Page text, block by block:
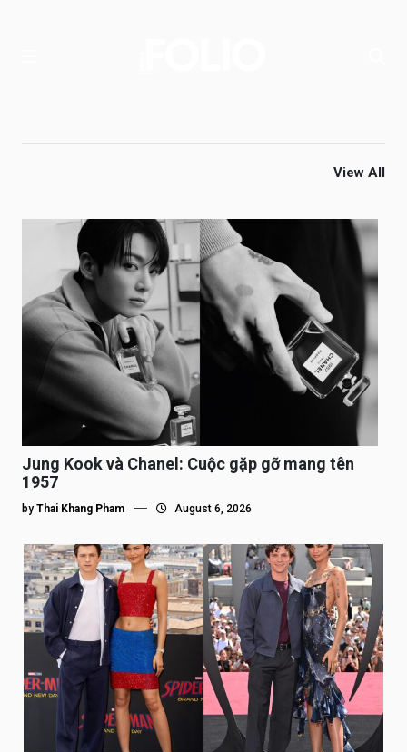
View All
Jung Kook và Chanel: Cuộc gặp gỡ mang tên
1957
by Thai Khang Pham August 6, 2026